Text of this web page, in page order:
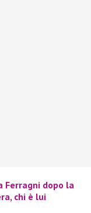
Ferragni dopo la
chi è lui